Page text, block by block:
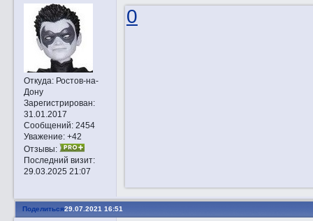
Откуда:Ростов-на-
Дону
Зарегистрирован:
31.01.2017
Сообщений:2454
Уважение: +42
Отзывы:
Последний визит:
29.03.2025 21:07
0
Поделиться29.07.2021 16:51